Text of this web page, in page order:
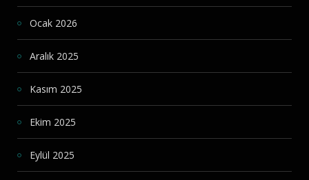
Ocak 2026
Aralık 2025
Kasım 2025
Ekim 2025
Eylül 2025